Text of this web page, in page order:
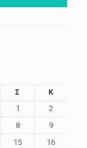
Σ
Κ
1
2
8
9
15
16